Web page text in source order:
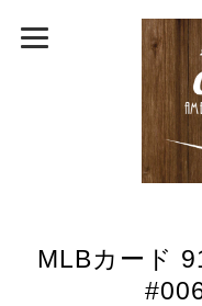
MLBカード